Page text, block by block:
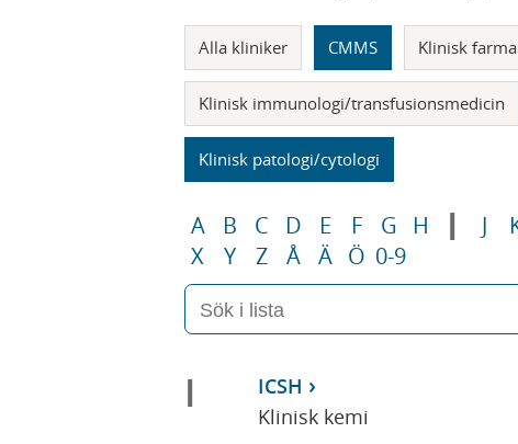
Alla kliniker CMMS Klinisk
Klinisk immunologi/transfusionsmedicin
Klinisk patologi/cytologi
A B C D E F G H I J
X
Y Z Å Ä Ö 0-9
I
ICSH
Klinisk kemi